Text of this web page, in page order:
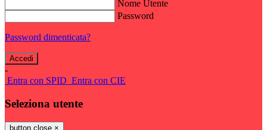
Nome Utente
Password
Password dimenticata?
-
Entra con SPID Entra con CIE
Seleziona utente
button close ×